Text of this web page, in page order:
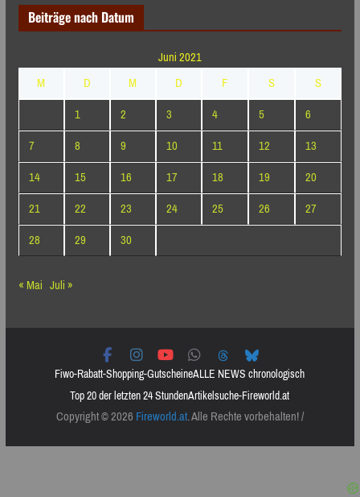
Beiträge nach Datum
Juni 2021
M
D M D F S
S
1
2 3 4 5
6
7
8 9 10 11 12
13
14
15 16 17 18 19
20
21
22 23 24 25 26
27
28
29
30
« Mai Juli »
Fiwo-Rabatt-Shopping-GutscheineALLE NEWS chronologisch
Top 20 der letzten 24 StundenArtikelsuche-Fireworld.at
Copyright © 2026Fireworld.at. Alle Rechte vorbehalten! /